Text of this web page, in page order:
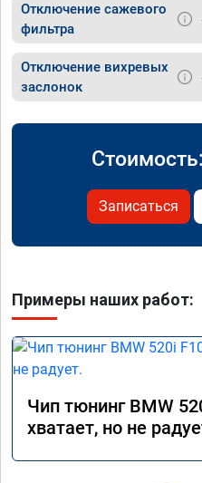
Отключение сажевого
фильтра
Отключение вихревых
заслонок
Записаться
Примеры наших работ:
Чип тюнинг BMW
хватает, но не